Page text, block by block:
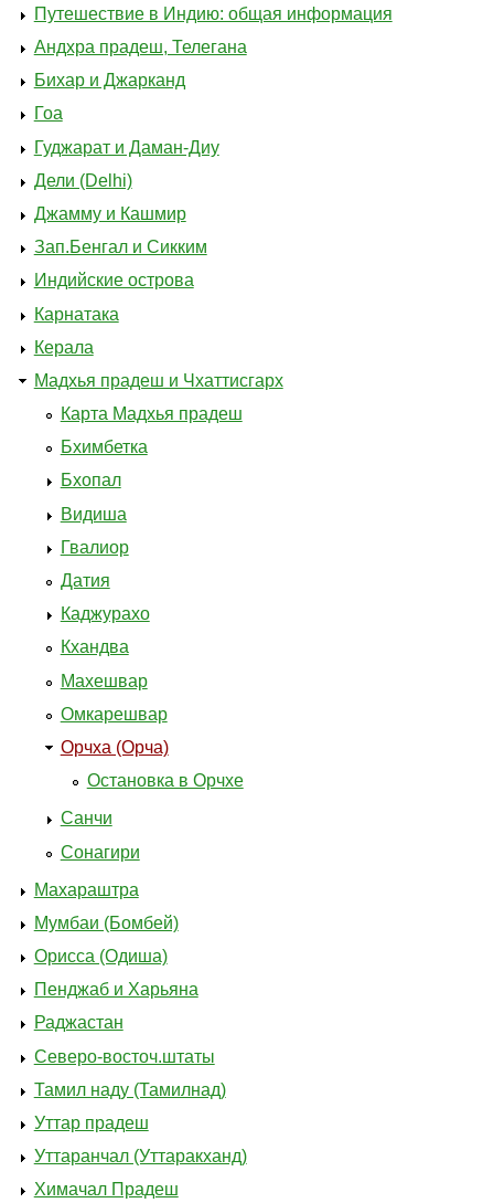
Путешествие в Индию: общая информация
Андхра прадеш, Телегана
Бихар и Джарканд
Гоа
Гуджарат и Даман-Диу
Дели (Delhi)
Джамму и Кашмир
Зап.Бенгал и Сикким
Индийские острова
Карнатака
Керала
Мадхья прадеш и Чхаттисгарх
Карта Мадхья прадеш
Бхимбетка
Бхопал
Видиша
Гвалиор
Датия
Каджурахо
Кхандва
Махешвар
Омкарешвар
Орчха (Орча)
Остановка в Орчхе
Санчи
Сонагири
Махараштра
Мумбаи (Бомбей)
Орисса (Одиша)
Пенджаб и Харьяна
Раджастан
Северо-восточ.штаты
Тамил наду (Тамилнад)
Уттар прадеш
Уттаранчал (Уттаракханд)
Химачал Прадеш